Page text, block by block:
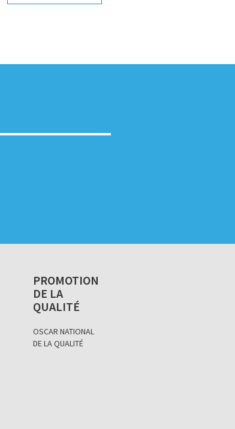
PROMOTION
DE LA
QUALITÉ
OSCAR NATIONAL
DE LA QUALITÉ